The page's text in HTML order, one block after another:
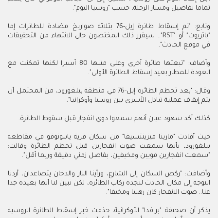
تماما تفاصيل ومسار الرحلة، حسب "روسيا اليوم".
وتابع: "تم إسقاط طائرة إيل-76 بثلاثة صواريخ مضادة للطائرات إما
"باتريوت" أو "RST".. سيقرر ذلك المختصون حال الانتهاء من التحقيقات
في موقع الحادث".
وأضاف: "تبعتها طائرة أخرى وعلى متنها 80 أسيرا لكنها تمكنت مع
العودة للمطار بعيد إسقاط الطائرة الأولى".
وقال: "بعد تحطم الطائرة إيل-76 في منطقة بيلغورود، من المحتمل أن
يتم إيقاف عملية تبادل الأسرى بين روسيا وأوكرانيا".
كذلك أكد شهود عيان أنهم سمعوا دوي انفجار قبل سقوط الطائرة.
حيث أفادت "مارينا ميزينتسيفا" من سكان قرية يابلونوفو في مقاطعة
بيلغورود، بأنها سمعت صوت انفجارين قبل تحطم الطائرة وقالت:
"سمعت انفجارين قويين ومخيفين، بفاصل زمني دقيقة وربما أقل".
وأضافت: "ركض السكان إلى الشارع، ورأينا النار والدخان يتصاعدان، أردنا
التوجه إلى مكان الحادث لنجدة ركاب الطائرة، لكن تبين لنا أنها بعيدة جدا
عنا.. صوت الانفجار كان رهيبا ومخيفا".
يذكر أن صحيفة "برافدا" الأوكرانية، حذفت خبر إسقاط الطائرة الروسية